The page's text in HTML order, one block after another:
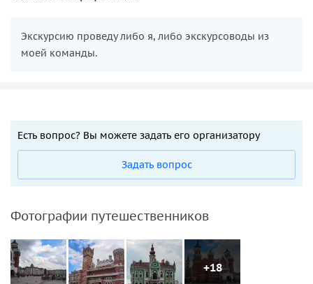
Экскурсию проведу либо я, либо экскурсоводы из
моей команды.
Есть вопрос? Вы можете задать его организатору
Задать вопрос
Фотографии путешественников
+18